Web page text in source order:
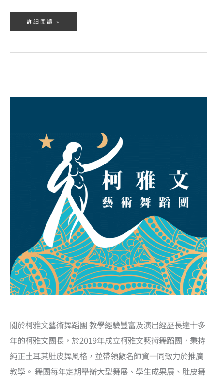
詳細閱讀 »
關於柯雅文藝術舞蹈團 教學經驗豐富及演出經歷長達十多
年的柯雅文團長，於2019年成立柯雅文藝術舞蹈團，秉持
純正土耳其肚皮舞風格，並帶領數名師資一同致力於推廣
教學。 舞團每年定期舉辦大型舞展、學生成果展、肚皮舞